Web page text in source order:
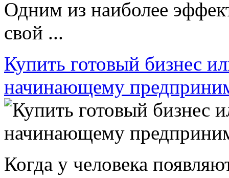
Одним из наиболее
свой ...
Купить готовый бизнес
начинающему
Когда у человека